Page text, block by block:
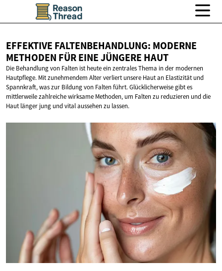
EFFEKTIVE FALTENBEHANDLUNG: MODERNE
METHODEN FÜR EINEJÜNGERE HAUT
Die Behandlung von Falten ist heute ein zentrales Thema in der modernen
Hautpflege. Mit zunehmendem Alter verliert unsere Haut an Elastizität und
Spannkraft, was zur Bildung von Falten führt. Glücklicherweise gibt es
mittlerweile zahlreiche wirksame Methoden, um Falten zu reduzieren und die
Haut länger jung und vital aussehen zu lassen.